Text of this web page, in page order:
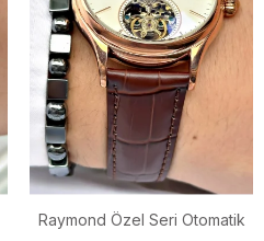
Raymond Özel Seri Otomatik